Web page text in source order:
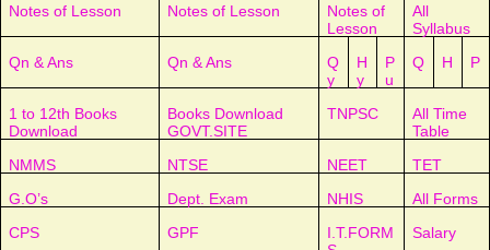
Notes of Lesson
Notes of Lesson
Notes of
Lesson
All
Syllabus
Qn & Ans
Qn & Ans
Q
y
H
y
P
u
Q H P
1 to 12th Books
Download
Books Download
GOVT.SITE
TNPSC
All Time
Table
NMMS
NTSE NEET
TET
G.O’s
Dept. Exam NHIS
All Forms
CPS
GPF
I.T.FORM
Salary